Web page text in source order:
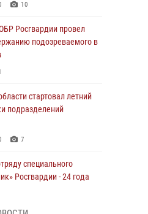
10
Росгвардии провел
подозреваемого в
стартовал летний
подразделений
7
специального
Росгвардии - 24 года